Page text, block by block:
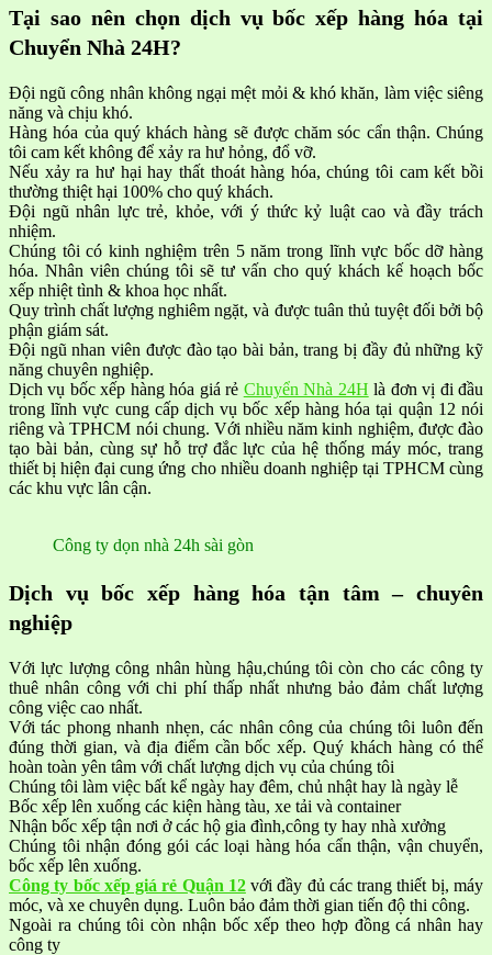
Tại sao nên chọn dịch vụ bốc xếp hàng hóa tại
Chuyển Nhà 24H?
Đội ngũ công nhân không ngại mệt mỏi & khó khăn, làm việc siêng
năng và chịu khó.
Hàng hóa của quý khách hàng sẽ được chăm sóc cẩn thận. Chúng
tôi cam kết không để xảy ra hư hỏng, đổ vỡ.
Nếu xảy ra hư hại hay thất thoát hàng hóa, chúng tôi cam kết bồi
thường thiệt hại 100% cho quý khách.
Đội ngũ nhân lực trẻ, khỏe, với ý thức kỷ luật cao và đầy trách
nhiệm.
Chúng tôi có kinh nghiệm trên 5 năm trong lĩnh vực bốc dỡ hàng
hóa. Nhân viên chúng tôi sẽ tư vấn cho quý khách kế hoạch bốc
xếp nhiệt tình & khoa học nhất.
Quy trình chất lượng nghiêm ngặt, và được tuân thủ tuyệt đối bởi bộ
phận giám sát.
Đội ngũ nhan viên được đào tạo bài bản, trang bị đầy đủ những kỹ
năng chuyên nghiệp.
Dịch vụ bốc xếp hàng hóa giá rẻ Chuyển Nhà 24H là đơn vị đi đầu
trong lĩnh vực cung cấp dịch vụ bốc xếp hàng hóa tại quận 12 nói
riêng và TPHCM nói chung. Với nhiều năm kinh nghiệm, được đào
tạo bài bản, cùng sự hỗ trợ đắc lực của hệ thống máy móc, trang
thiết bị hiện đại cung ứng cho nhiều doanh nghiệp tại TPHCM cùng
các khu vực lân cận.
Công ty dọn nhà 24h sài gòn
Dịch vụ bốc xếp hàng hóa tận tâm – chuyên
nghiệp
Với lực lượng công nhân hùng hậu,chúng tôi còn cho các công ty
thuê nhân công với chi phí thấp nhất nhưng bảo đảm chất lượng
công việc cao nhất.
Với tác phong nhanh nhẹn, các nhân công của chúng tôi luôn đến
đúng thời gian, và địa điểm cần bốc xếp. Quý khách hàng có thể
hoàn toàn yên tâm với chất lượng dịch vụ của chúng tôi
Chúng tôi làm việc bất kể ngày hay đêm, chủ nhật hay là ngày lễ
Bốc xếp lên xuống các kiện hàng tàu, xe tải và container
Nhận bốc xếp tận nơi ở các hộ gia đình,công ty hay nhà xưởng
Chúng tôi nhận đóng gói các loại hàng hóa cẩn thận, vận chuyển,
bốc xếp lên xuống.
Công ty bốc xếp giá rẻ Quận 12với đầy đủ các trang thiết bị, máy
móc, và xe chuyên dụng. Luôn bảo đảm thời gian tiến độ thi công.
Ngoài ra chúng tôi còn nhận bốc xếp theo hợp đồng cá nhân hay
công ty